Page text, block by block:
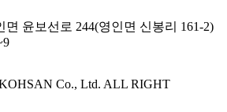
면 윤보선로 244(영인면 신봉리 161-2)
Co., Ltd. ALL RIGHT